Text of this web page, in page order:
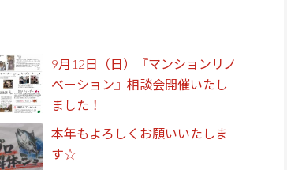
9月12日（日）『マンションリノ
ベーション』相談会開催いたし
ました！
本年もよろしくお願いいたしま
す☆